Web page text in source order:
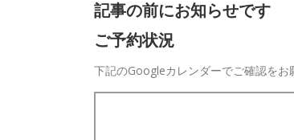
記事の前にお知らせです
ご予約状況
下記のGoogleカレンダーでご確認をお